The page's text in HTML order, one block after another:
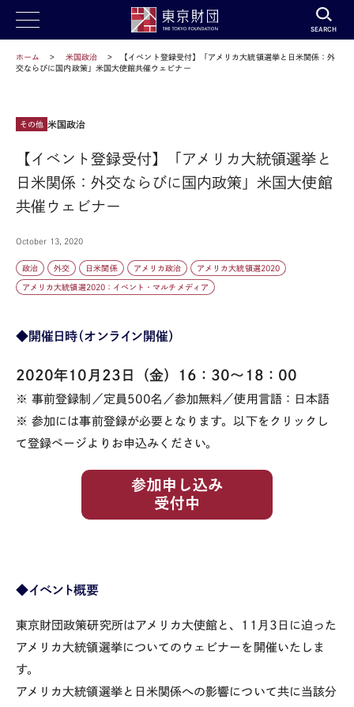
SEARCH
ホーム 米国政治
【イベント登録受付】「アメリカ大統領選挙と日米関係：外
交ならびに国内政策」米国大使館共催ウェビナー
その他 米国政治
【イベント登録受付】「アメリカ大統領選挙と
日米関係：外交ならびに国内政策」米国大使館
共催ウェビナー
October 13, 2020
政治 外交 日米関係 アメリカ政治 アメリカ大統領選2020
アメリカ大統領選2020：イベント・マルチメディア
◆開催日時（オンライン開催）
2020年10月23日（金）16：30～18： 00
※ 事前登録制／定員500名／参加無料／使用言語：日本語
※ 参加には事前登録が必要となります。以下をクリックし
て登録ページよりお申込みください。
◆イベント概要
東京財団政策研究所はアメリカ大使館と、11月3日に迫った
アメリカ大統領選挙についてのウェビナーを開催いたしま
す。
アメリカ大統領選挙と日米関係への影響について共に当該分